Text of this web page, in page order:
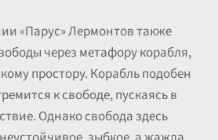
«Парус» Лермонтов также
через метафору корабля,
простору. Корабль подобен
к свободе, пускаясь в
Однако свобода здесь